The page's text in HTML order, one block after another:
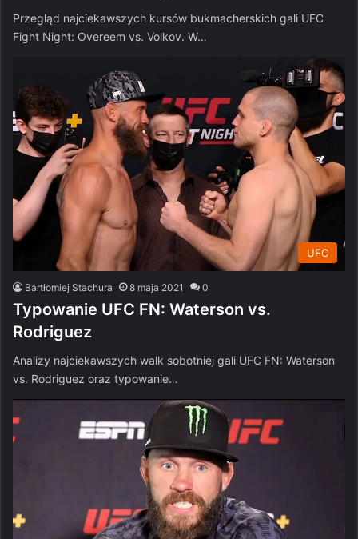
Przegląd najciekawszych kursów bukmacherskich gali UFC
Fight Night: Overeem vs. Volkov. W…
UFC
Bartłomiej Stachura 8 maja 2021 0
Typowanie UFC FN: Waterson vs.
Rodriguez
Analizy najciekawszych walk sobotniej gali UFC FN: Waterson
vs. Rodriguez oraz typowanie…